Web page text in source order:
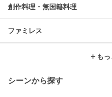
創作料理・無国籍料理
ファミレス
＋ も
シーンから探す